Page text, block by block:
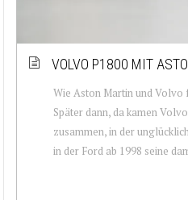
VOLVO P1800 MIT
Wie Aston Martin und Volvo
Später dann, da kamen
zusammen, in der
in der Ford ab 1998 seine